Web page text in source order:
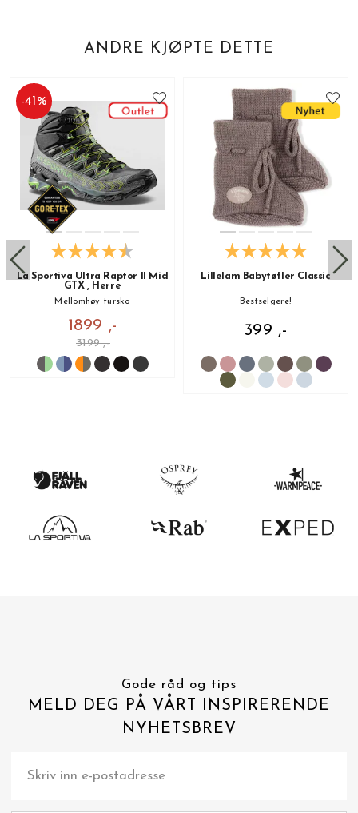
ANDRE KJØPTE DETTE
-41 %
La Sportiva Ultra Raptor II Mid
GTX , Herre
Mellomhøy tursko
1899 ,-
3199 ,-
Lillelam Babytøfler Classic
Bestselgere!
399 ,-
Gode råd og tips
MELD DEG PÅ VÅRT INSPIRERENDE
NYHETSBREV